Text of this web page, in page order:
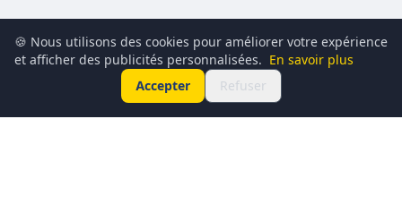
🍪 Nous utilisons des cookies pour améliorer votre expérience
et afficher des publicités personnalisées. En savoir plus
Accepter
Refuser